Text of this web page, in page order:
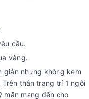
cầu.
vàng.
giản nhưng không kém
thân trang trí 1 ngôi
mãn mang đến cho